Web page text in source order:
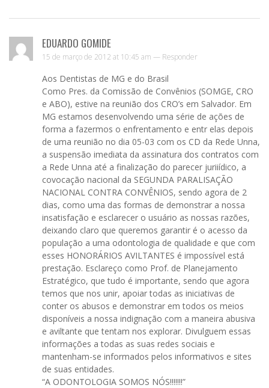
EDUARDO GOMIDE
15 de março de 2012 at 10:45 am — Responder
Aos Dentistas de MG e do Brasil
Como Pres. da Comissão de Convênios (SOMGE, CRO
e ABO), estive na reunião dos CRO’s em Salvador. Em
MG estamos desenvolvendo uma série de ações de
forma a fazermos o enfrentamento e entr elas depois
de uma reunião no dia 05-03 com os CD da Rede Unna,
a suspensão imediata da assinatura dos contratos com
a Rede Unna até a finalização do parecer juriiídico, a
covocação nacional da SEGUNDA PARALISAÇÃO
NACIONAL CONTRA CONVÊNIOS, sendo agora de 2
dias, como uma das formas de demonstrar a nossa
insatisfação e esclarecer o usuário as nossas razões,
deixando claro que queremos garantir é o acesso da
população a uma odontologia de qualidade e que com
esses HONORÁRIOS AVILTANTES é impossível está
prestação. Esclareço como Prof. de Planejamento
Estratégico, que tudo é importante, sendo que agora
temos que nos unir, apoiar todas as iniciativas de
conter os abusos e demonstrar em todos os meios
disponíveis a nossa indignação com a maneira abusiva
e aviltante que tentam nos explorar. Divulguem essas
informações a todas as suas redes sociais e
mantenham-se informados pelos informativos e sites
de suas entidades.
“A ODONTOLOGIA SOMOS NÓS!!!!!!!”